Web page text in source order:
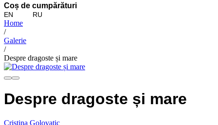
Coș de cumpărături
EN RU
Home
/
Galerie
/
Despre dragoste și mare
Despre dragoste și mare
Cristina Golovatic